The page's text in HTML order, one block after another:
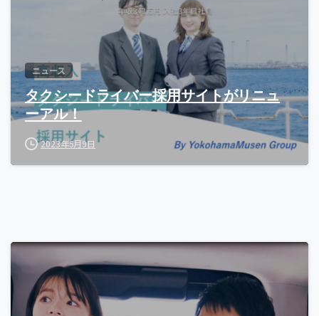
ニュース
タクシードライバー採用サイトがリニュ
ーアル！
2023年5月9日